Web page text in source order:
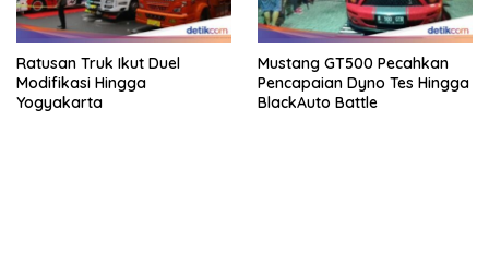
Ratusan Truk Ikut Duel
Modifikasi Hingga
Yogyakarta
Mustang GT500 Pecahkan
Pencapaian Dyno Tes Hingga
BlackAuto Battle